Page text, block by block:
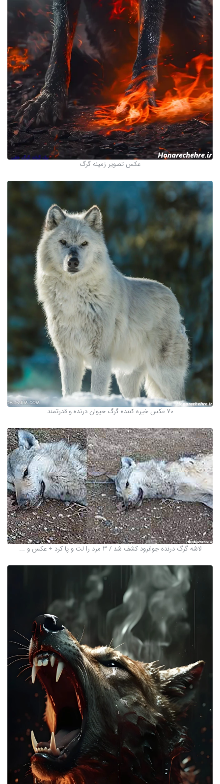
عکس تصویر زمینه گرگ
70 عکس خیره کننده گرگ حیوان درنده و قدرتمند
لاشه گرگ درنده جوانرود کشف شد / 3 مرد را لت و پا کرد + عکس و ...